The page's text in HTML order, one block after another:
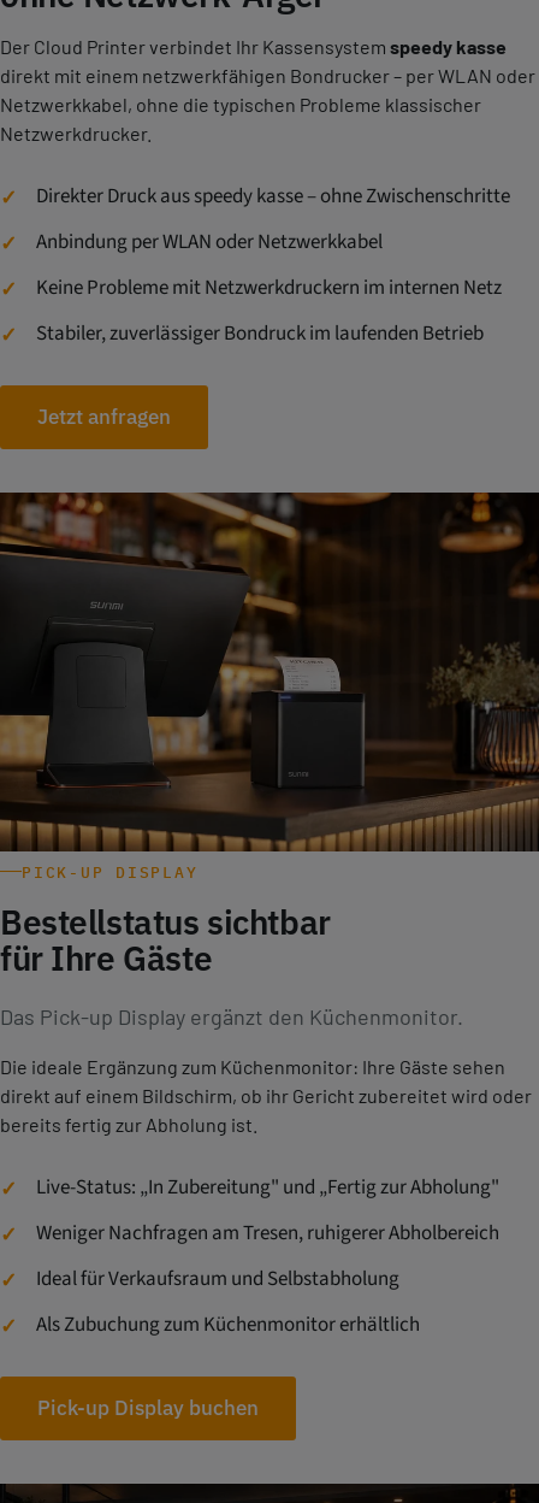
Logo & Hintergrundbild
Ton- & Ampelzeit-Konfiguration –
–
Der Cloud Printer verbindet Ihr Kassensystem speedy kasse
direkt mit einem netzwerkfähigen Bondrucker – per WLAN oder
Netzwerkkabel, ohne die typischen Probleme klassischer
Netzwerkdrucker.
Direkter Druck aus speedy kasse – ohne Zwischenschritte
Anbindung per WLAN oder Netzwerkkabel
Keine Probleme mit Netzwerkdruckern im internen Netz
Stabiler, zuverlässiger Bondruck im laufenden Betrieb
Jetzt anfragen
PICK-UP DISPLAY
Bestellstatus sichtbar
für Ihre Gäste
Das Pick-up Display ergänzt den Küchenmonitor.
Die ideale Ergänzung zum Küchenmonitor: Ihre Gäste sehen
direkt auf einem Bildschirm, ob ihr Gericht zubereitet wird oder
bereits fertig zur Abholung ist.
Live-Status: „In Zubereitung" und „Fertig zur Abholung"
Weniger Nachfragen am Tresen, ruhigerer Abholbereich
Ideal für Verkaufsraum und Selbstabholung
Als Zubuchung zum Küchenmonitor erhältlich
Pick-up Display buchen